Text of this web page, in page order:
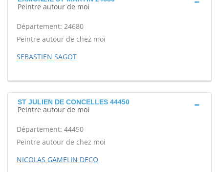
Peintre autour de moi
Département: 24680
Peintre autour de chez moi
SEBASTIEN SAGOT
ST JULIEN DE CONCELLES 44450
Peintre autour de moi
Département: 44450
Peintre autour de chez moi
NICOLAS GAMELIN DECO